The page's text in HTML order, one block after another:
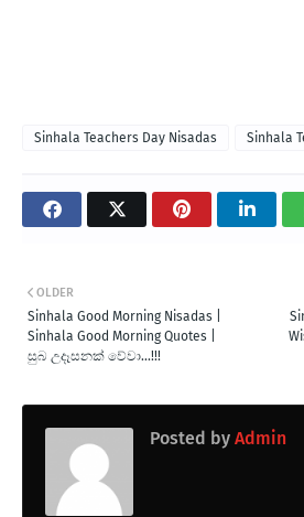
Sinhala Teachers Day Nisadas Sinhala
OLDER
Sinhala Good Morning Nisadas |
Sinhala Good Morning Quotes |
සුබ උදෑසනක් වේවා...!!!
Posted by Admin